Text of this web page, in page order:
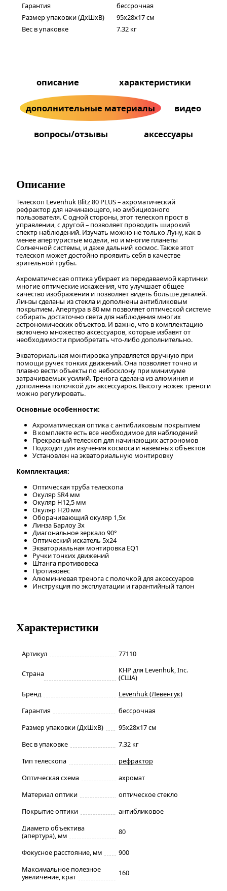
Гарантия
бессрочная
Размер упаковки (ДxШxВ)
95x28x17 см
Вес в упаковке
7.32 кг
описание характеристики
дополнительные материалы видео
вопросы/отзывы аксессуары
Описание
Телескоп Levenhuk Blitz 80 PLUS – ахроматический
рефрактор для начинающего, но амбициозного
пользователя. С одной стороны, этот телескоп прост в
управлении, с другой – позволяет проводить широкий
спектр наблюдений. Изучать можно не только Луну, как в
менее апертуристые модели, но и многие планеты
Солнечной системы, и даже дальний космос. Также этот
телескоп может достойно проявить себя в качестве
зрительной трубы.
Ахроматическая оптика убирает из передаваемой картинки
многие оптические искажения, что улучшает общее
качество изображения и позволяет видеть больше деталей.
Линзы сделаны из стекла и дополнены антибликовым
покрытием. Апертура в 80 мм позволяет оптической системе
собирать достаточно света для наблюдения многих
астрономических объектов. И важно, что в комплектацию
включено множество аксессуаров, которые избавят от
необходимости приобретать что-либо дополнительно.
Экваториальная монтировка управляется вручную при
помощи ручек тонких движений. Она позволяет точно и
плавно вести объекты по небосклону при минимуме
затрачиваемых усилий. Тренога сделана из алюминия и
дополнена полочкой для аксессуаров. Высоту ножек треноги
можно регулировать.
Основные особенности:
Ахроматическая оптика с антибликовым покрытием
В комплекте есть все необходимое для наблюдений
Прекрасный телескоп для начинающих астрономов
Подходит для изучения космоса и наземных объектов
Установлен на экваториальную монтировку
Комплектация:
Оптическая труба телескопа
Окуляр SR4 мм
Окуляр H12,5 мм
Окуляр H20 мм
Оборачивающий окуляр 1,5х
Линза Барлоу 3х
Диагональное зеркало 90°
Оптический искатель 5х24
Экваториальная монтировка EQ1
Ручки тонких движений
Штанга противовеса
Противовес
Алюминиевая тренога с полочкой для аксессуаров
Инструкция по эксплуатации и гарантийный талон
Характеристики
Артикул 77110
Страна
КНР для Levenhuk, Inc.
(США)
Бренд
Levenhuk (Левенгук)
Гарантия
бессрочная
Размер упаковки (ДxШxВ)
95x28x17 см
Вес в упаковке
7.32 кг
Тип телескопа
рефрактор
Оптическая схема
ахромат
Материал оптики
оптическое стекло
Покрытие оптики
антибликовое
Диаметр объектива
(апертура), мм
80
Фокусное расстояние, мм
900
Максимальное полезное
увеличение, крат
160